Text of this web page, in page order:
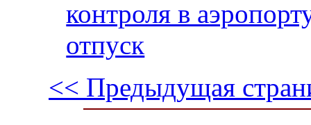
контроля в
отпуск
<< Предыдущая